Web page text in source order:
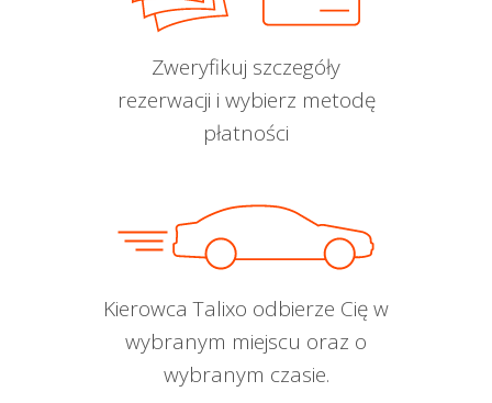
Zweryfikuj szczegóły
rezerwacji i wybierz metodę
płatności
Kierowca Talixo odbierze Cię w
wybranym miejscu oraz o
wybranym czasie.